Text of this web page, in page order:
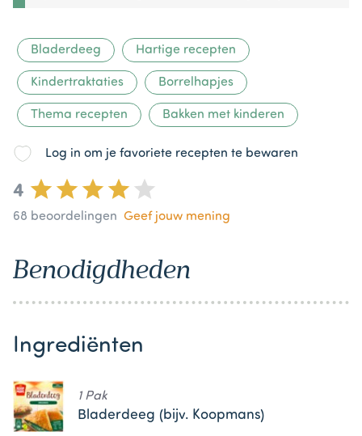
Bladerdeeg Hartige recepten
Kindertraktaties Borrelhapjes
Thema recepten Bakken met kinderen
Log in om je favoriete recepten te bewaren
4
68 beoordelingen Geef jouw mening
Benodigdheden
Ingrediënten
1 Pak
Bladerdeeg (bijv. Koopmans)